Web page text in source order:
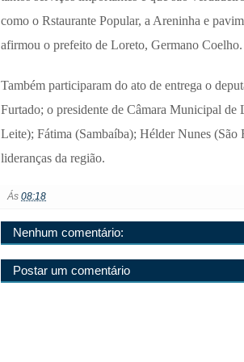
como o Rstaurante Popular, a Areninha e
afirmou o prefeito de Loreto, Germano
Também participaram do ato de entrega o
Furtado; o presidente de Câmara Municipal
Leite); Fátima (Sambaíba); Hélder Nunes
lideranças da região.
Ás 08:18
Nenhum comentário:
Postar um comentário